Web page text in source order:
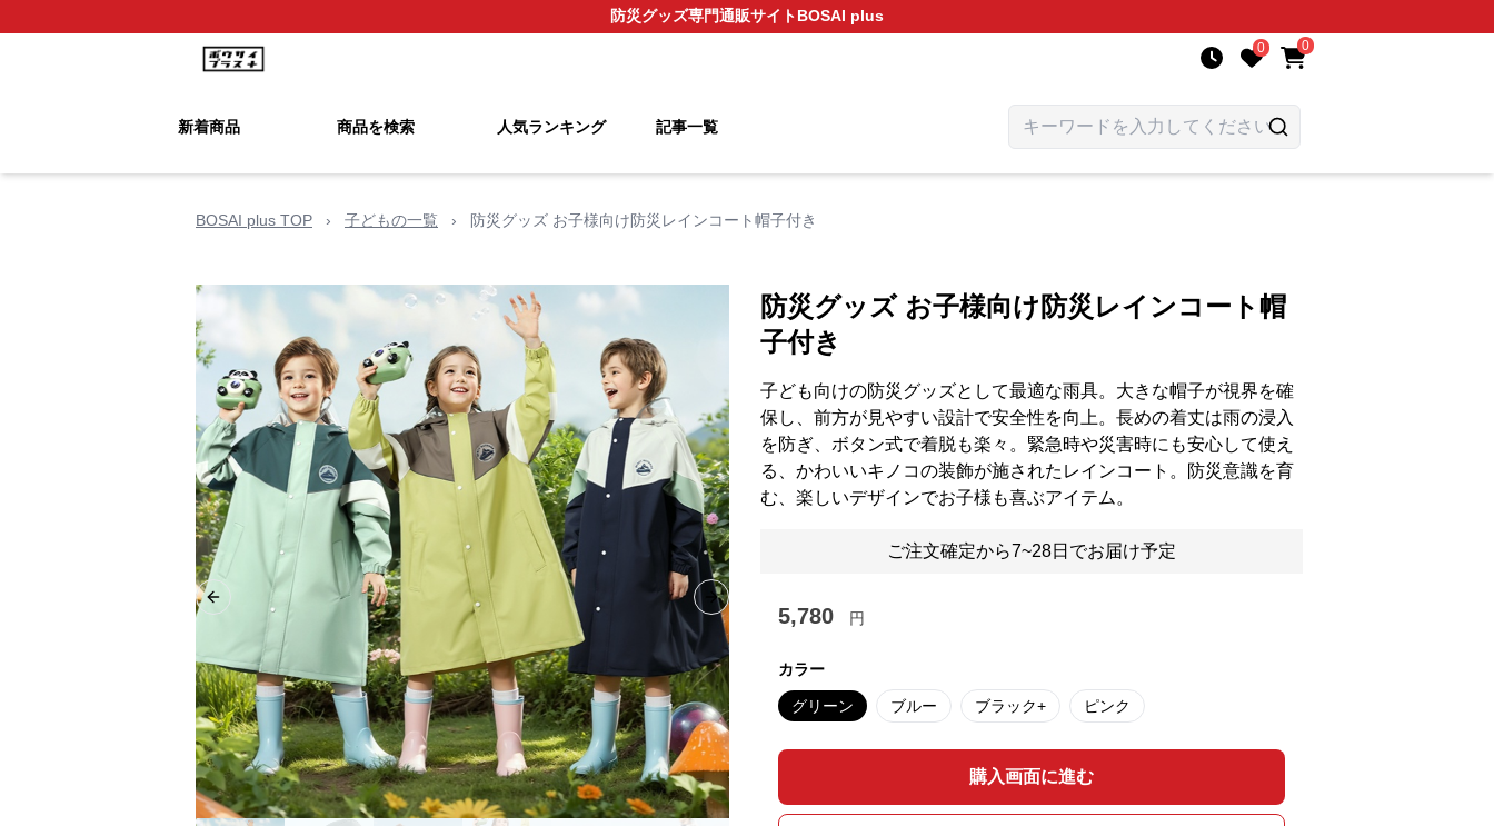
防災グッズ専門通販サイトBOSAI plus
0 0
新着商品 商品を検索 人気ランキング 記事一覧
BOSAI plus TOP › 子どもの一覧 › 防災グッズ お子様向け防災レインコート帽子付き
Previous slide Next slide
防災グッズ お子様向け防災レインコート帽
子付き
子ども向けの防災グッズとして最適な雨具。大きな帽子が視界を確
保し、前方が見やすい設計で安全性を向上。長めの着丈は雨の浸入
を防ぎ、ボタン式で着脱も楽々。緊急時や災害時にも安心して使え
る、かわいいキノコの装飾が施されたレインコート。防災意識を育
む、楽しいデザインでお子様も喜ぶアイテム。
ご注文確定から7~28日でお届け予定
5,780 円
カラー
グリーン ブルー ブラック+ ピンク
購入画面に進む